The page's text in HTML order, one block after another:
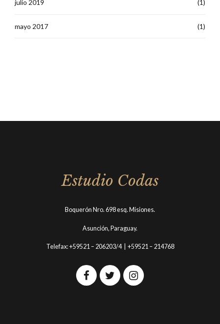
julio 2019 (1)
mayo 2017 (1)
Estudio Codas
Boquerón Nro. 698 esq. Misiones.
Asunción, Paraguay.
Telefax: +59521 – 206203/4 | +59521 – 214768